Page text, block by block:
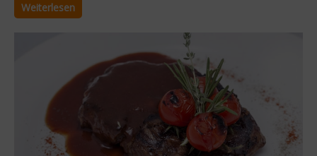
Weiterlesen